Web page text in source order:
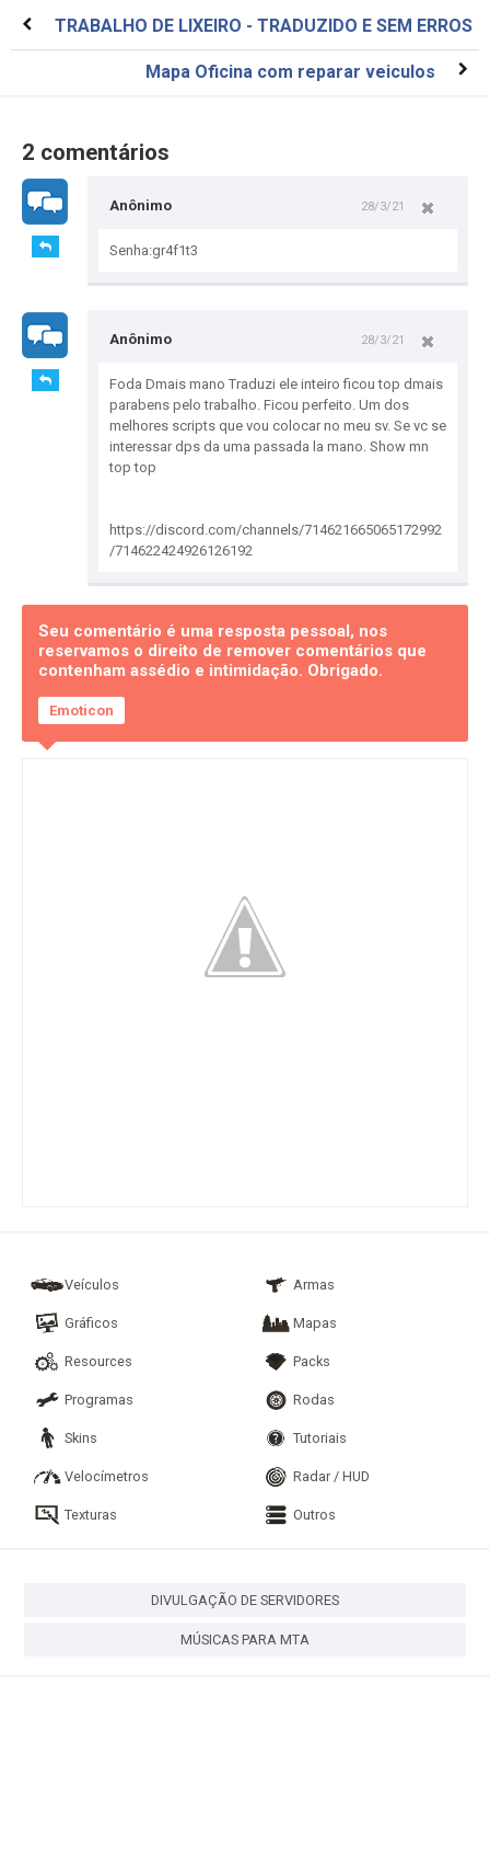
TRABALHO DE LIXEIRO - TRADUZIDO E SEM ERROS
Mapa Oficina com reparar veiculos
2 comentários
Anônimo 28/3/21
Senha:gr4f1t3
Anônimo 28/3/21
Foda Dmais mano Traduzi ele inteiro ficou top dmais
parabens pelo trabalho. Ficou perfeito. Um dos
melhores scripts que vou colocar no meu sv. Se vc se
interessar dps da uma passada la mano. Show mn
top top
https://discord.com/channels/714621665065172992
/714622424926126192
Seu comentário é uma resposta pessoal, nos
reservamos o direito de remover comentários que
contenham assédio e intimidação. Obrigado.
Emoticon
Veículos Armas
Gráficos Mapas
Resources Packs
Programas Rodas
Skins Tutoriais
Velocímetros Radar / HUD
Texturas Outros
DIVULGAÇÃO DE SERVIDORES
MÚSICAS PARA MTA